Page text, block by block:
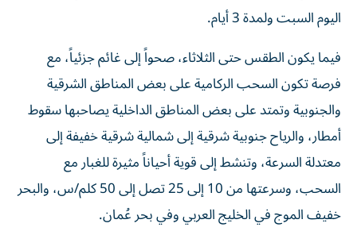
اليوم السبت ولمدة 3 أيام.
فيما يكون الطقس حتى الثلاثاء، صحواً إلى غائم جزئياً، مع
فرصة تكون السحب الركامية على بعض المناطق الشرقية
والجنوبية وتمتد على بعض المناطق الداخلية يصاحبها سقوط
أمطار، والرياح جنوبية شرقية إلى شمالية شرقية خفيفة إلى
معتدلة السرعة، وتنشط إلى قوية أحياناً مثيرة للغبار مع
السحب، وسرعتها من 10 إلى 25 تصل إلى 50 كلم/س، والبحر
خفيف الموج في الخليج العربي وفي بحر عُمان.